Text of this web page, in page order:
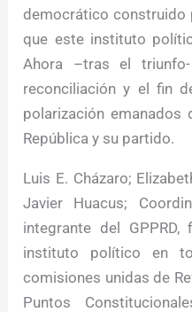
democrático construido
que este instituto
Ahora –tras el
reconciliación y el fin
polarización emanados
República y su partido.
Luis E. Cházaro;
Javier Huacus;
integrante del
instituto político en
comisiones unidas de
Puntos